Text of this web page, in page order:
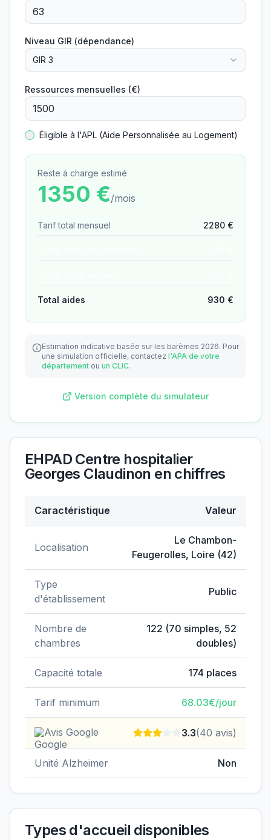
Niveau GIR (dépendance)
GIR 3
Ressources mensuelles (€)
Éligible à l'APL (Aide Personnalisée au Logement)
Reste à charge estimé
1350 €/mois
Tarif total mensuel 2280 €
Total aides 930 €
Estimation indicative basée sur les barèmes 2026. Pour
une simulation officielle, contactez l'APA de votre
département ou un CLIC.
Version complète du simulateur
EHPAD Centre hospitalier
Georges Claudinon en chiffres
Caractéristique Valeur
Localisation
Le Chambon-
Feugerolles, Loire (42)
Type
d'établissement
Public
Nombre de
chambres
122 (70 simples, 52
doubles)
Capacité totale 174 places
Tarif minimum 68.03€/jour
Avis Google 3.3(40 avis)
Unité Alzheimer Non
Types d'accueil disponibles